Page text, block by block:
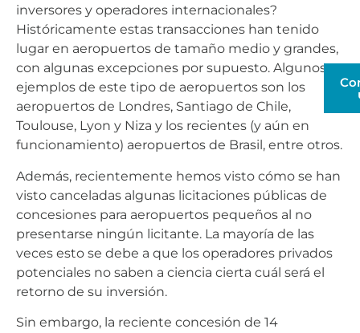
inversores y operadores internacionales?
Históricamente estas transacciones han tenido
lugar en aeropuertos de tamaño medio y grandes,
con algunas excepciones por supuesto. Algunos
ejemplos de este tipo de aeropuertos son los
aeropuertos de Londres, Santiago de Chile,
Toulouse, Lyon y Niza y los recientes (y aún en
funcionamiento) aeropuertos de Brasil, entre otros.
Además, recientemente hemos visto cómo se han
visto canceladas algunas licitaciones públicas de
concesiones para aeropuertos pequeños al no
presentarse ningún licitante. La mayoría de las
veces esto se debe a que los operadores privados
potenciales no saben a ciencia cierta cuál será el
retorno de su inversión.
Sin embargo, la reciente concesión de 14